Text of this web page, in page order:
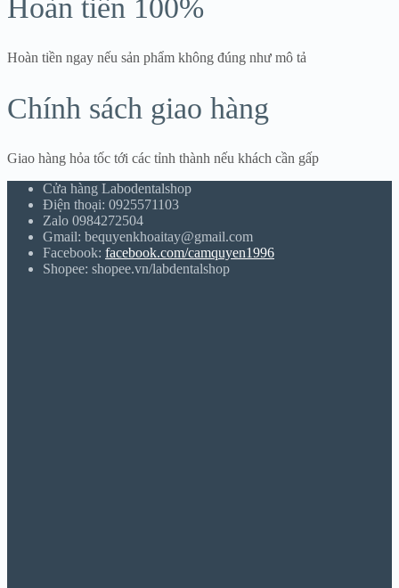
Hoàn tiền 100%
Hoàn tiền ngay nếu sản phẩm không đúng như mô tả
Chính sách giao hàng
Giao hàng hỏa tốc tới các tỉnh thành nếu khách cần gấp
Cửa hàng Labodentalshop
Điện thoại: 0925571103
Zalo 0984272504
Gmail: bequyenkhoaitay@gmail.com
Facebook: facebook.com/camquyen1996
Shopee: shopee.vn/labdentalshop